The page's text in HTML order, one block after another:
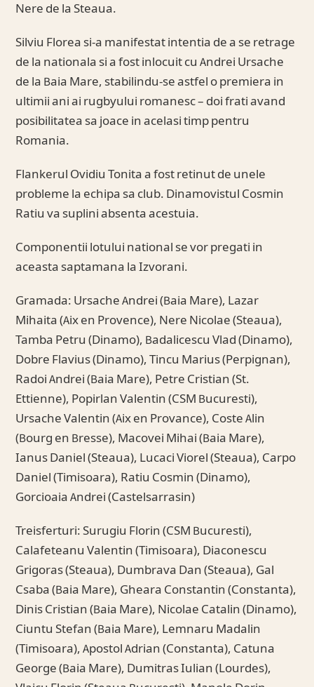
Nere de la Steaua.
Silviu Florea si-a manifestat intentia de a se retrage
de la nationala si a fost inlocuit cu Andrei Ursache
de la Baia Mare, stabilindu-se astfel o premiera in
ultimii ani ai rugbyului romanesc – doi frati avand
posibilitatea sa joace in acelasi timp pentru
Romania.
Flankerul Ovidiu Tonita a fost retinut de unele
probleme la echipa sa club. Dinamovistul Cosmin
Ratiu va suplini absenta acestuia.
Componentii lotului national se vor pregati in
aceasta saptamana la Izvorani.
Gramada: Ursache Andrei (Baia Mare), Lazar
Mihaita (Aix en Provence), Nere Nicolae (Steaua),
Tamba Petru (Dinamo), Badalicescu Vlad (Dinamo),
Dobre Flavius (Dinamo), Tincu Marius (Perpignan),
Radoi Andrei (Baia Mare), Petre Cristian (St.
Ettienne), Popirlan Valentin (CSM Bucuresti),
Ursache Valentin (Aix en Provance), Coste Alin
(Bourg en Bresse), Macovei Mihai (Baia Mare),
Ianus Daniel (Steaua), Lucaci Viorel (Steaua), Carpo
Daniel (Timisoara), Ratiu Cosmin (Dinamo),
Gorcioaia Andrei (Castelsarrasin)
Treisferturi: Surugiu Florin (CSM Bucuresti),
Calafeteanu Valentin (Timisoara), Diaconescu
Grigoras (Steaua), Dumbrava Dan (Steaua), Gal
Csaba (Baia Mare), Gheara Constantin (Constanta),
Dinis Cristian (Baia Mare), Nicolae Catalin (Dinamo),
Ciuntu Stefan (Baia Mare), Lemnaru Madalin
(Timisoara), Apostol Adrian (Constanta), Catuna
George (Baia Mare), Dumitras Iulian (Lourdes),